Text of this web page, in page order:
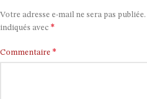
Votre adresse e-mail ne sera pas publiée.
indiqués avec *
Commentaire *